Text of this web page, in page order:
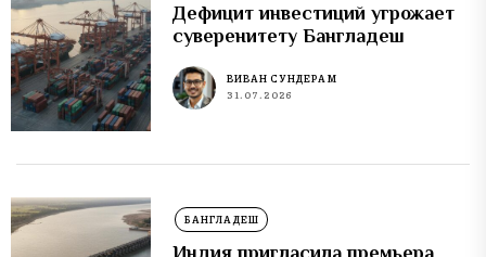
Дефицит инвестиций угрожает
суверенитету Бангладеш
ВИВАН СУНДЕРАМ
31.07.2026
БАНГЛАДЕШ
Индия пригласила премьера